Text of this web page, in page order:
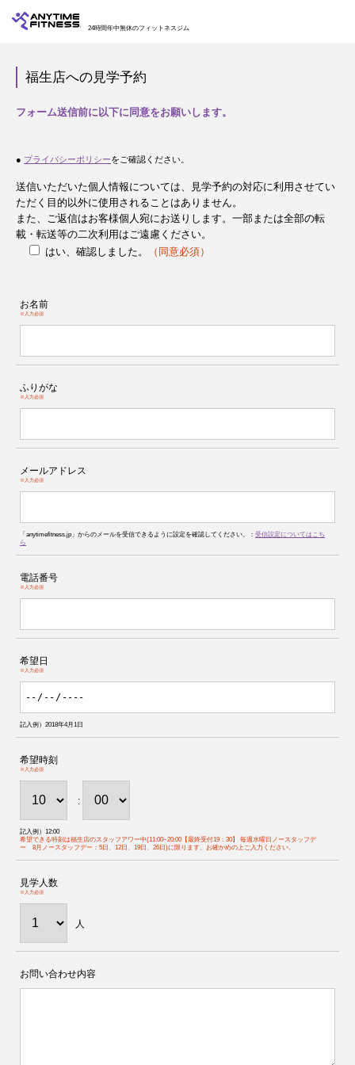
24時間年中無休のフィットネスジム
福生店への見学予約
フォーム送信前に以下に同意をお願いします。
● プライバシーポリシーをご確認ください。
送信いただいた個人情報については、見学予約の対応に利用させてい
ただく目的以外に使用されることはありません。
また、ご返信はお客様個人宛にお送りします。一部または全部の転
載・転送等の二次利用はご遠慮ください。
はい、確認しました。
（同意必須）
お名前
※入力必須
ふりがな
※入力必須
メールアドレス
※入力必須
「anytimefitness.jp」からのメールを受信できるように設定を確認してください。： 受信設定についてはこち
ら
電話番号
※入力必須
希望日
※入力必須
記入例）2018年4月1日
希望時刻
※入力必須
:
記入例）12:00
希望できる時刻は福生店のスタッフアワー中(11:00~20:00【最終受付19：30】 毎週水曜日ノースタッフデ
ー 8月ノースタッフデー：5日、12日、19日、26日)に限ります。お確かめの上ご入力ください。
見学人数
※入力必須
人
お問い合わせ内容